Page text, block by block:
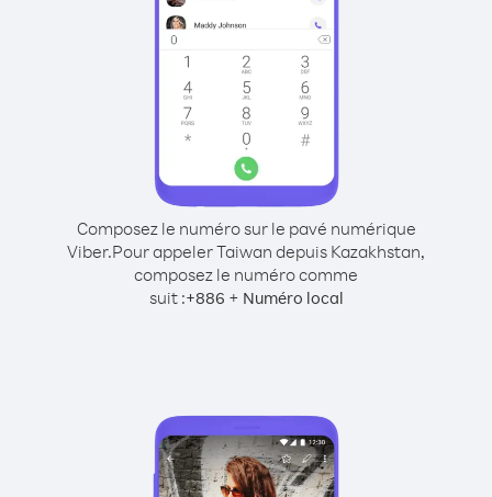
Composez le numéro sur le pavé numérique
Viber.Pour appeler Taiwan depuis Kazakhstan,
composez le numéro comme
suit :+886 + Numéro local